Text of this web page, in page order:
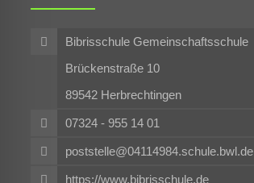
Bibrisschule Gemeinschaftsschule
Brückenstraße 10
89542 Herbrechtingen
07324 - 955 14 01
poststelle@04114984.schule.bwl.de
https://www.bibrisschule.de